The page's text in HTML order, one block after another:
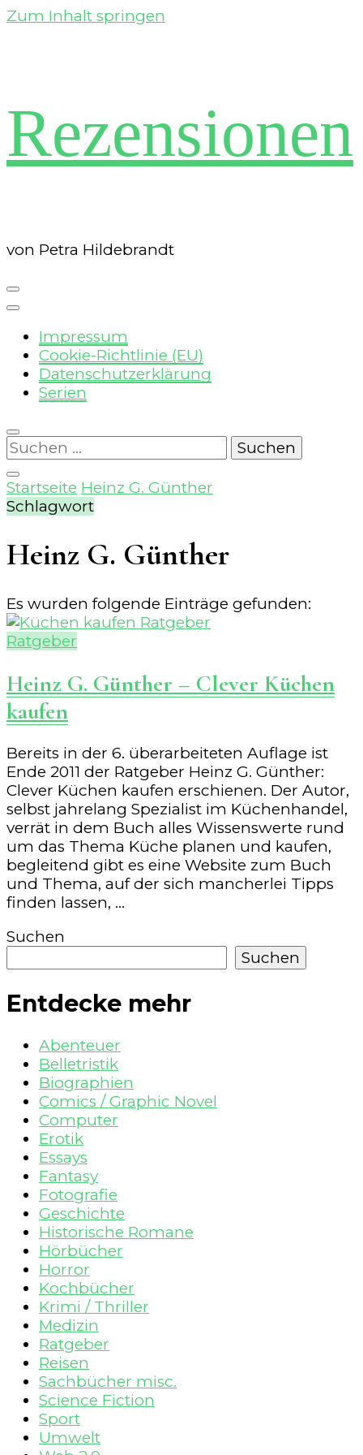
Zum Inhalt springen
Rezensionen
von Petra Hildebrandt
Impressum
Cookie-Richtlinie (EU)
Datenschutzerklärung
Serien
Suchen
nach:
Startseite Heinz G. Günther
Schlagwort
Heinz G. Günther
Es wurden folgende Einträge gefunden:
Ratgeber
Heinz G. Günther – Clever Küchen
kaufen
Bereits in der 6. überarbeiteten Auflage ist
Ende 2011 der Ratgeber Heinz G. Günther:
Clever Küchen kaufen erschienen. Der Autor,
selbst jahrelang Spezialist im Küchenhandel,
verrät in dem Buch alles Wissenswerte rund
um das Thema Küche planen und kaufen,
begleitend gibt es eine Website zum Buch
und Thema, auf der sich mancherlei Tipps
finden lassen, …
Suchen
Suchen
Entdecke mehr
Abenteuer
Belletristik
Biographien
Comics / Graphic Novel
Computer
Erotik
Essays
Fantasy
Fotografie
Geschichte
Historische Romane
Hörbücher
Horror
Kochbücher
Krimi / Thriller
Medizin
Ratgeber
Reisen
Sachbücher misc.
Science Fiction
Sport
Umwelt